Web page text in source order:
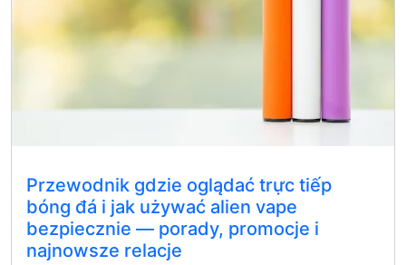
Przewodnik gdzie oglądać trực tiếp
bóng đá i jak używać alien vape
bezpiecznie — porady, promocje i
najnowsze relacje